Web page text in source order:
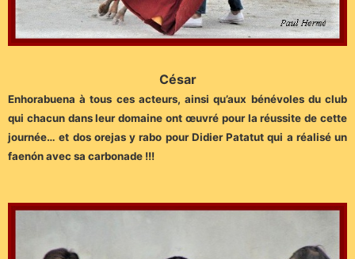
César
Enhorabuena à tous ces acteurs, ainsi qu’aux bénévoles du club
qui chacun dans leur domaine ont œuvré pour la réussite de cette
journée… et dos orejas y rabo pour Didier Patatut qui a réalisé un
faenón avec sa carbonade !!!